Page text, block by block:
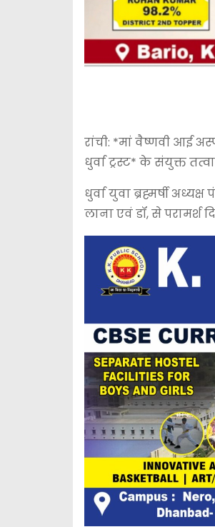
रांची: *मां वैष्णवी आई
धुर्वा ट्रस्ट* के संयुक्त
धुर्वा युवा ब्रह्मर्षी
लाना एवं डॉ, से परामर्श